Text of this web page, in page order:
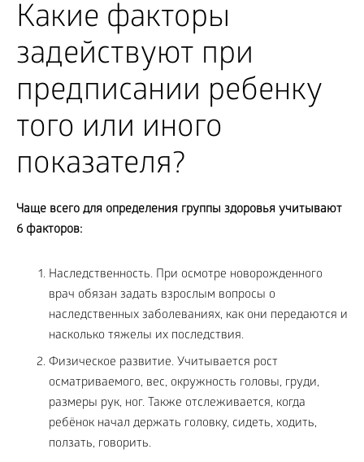
Какие факторы
задействуют при
предписании ребенку
того или иного
показателя?
Чаще всего для определения группы здоровья учитывают
6 факторов:
Наследственность. При осмотре новорожденного
врач обязан задать взрослым вопросы о
наследственных заболеваниях, как они передаются и
насколько тяжелы их последствия.
Физическое развитие. Учитывается рост
осматриваемого, вес, окружность головы, груди,
размеры рук, ног. Также отслеживается, когда
ребёнок начал держать головку, сидеть, ходить,
ползать, говорить.